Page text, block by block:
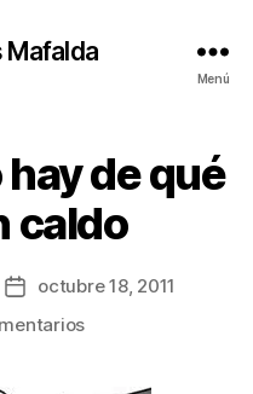
Mafalda
Menú
de qué
caldo
Fechaoctubre 18, 2011
en